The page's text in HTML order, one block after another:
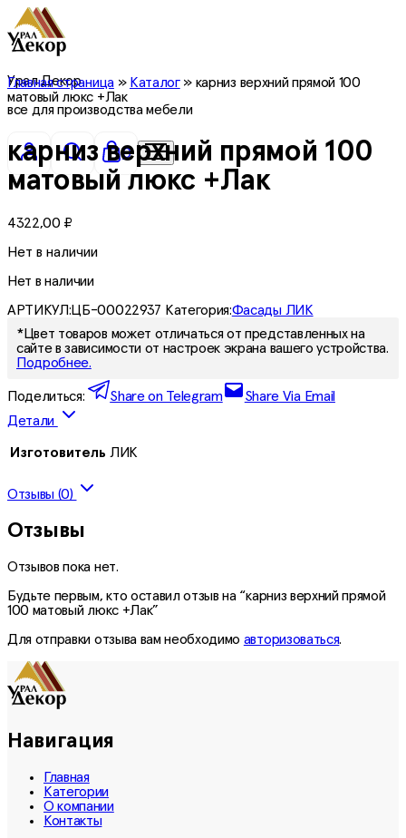
Урал Декор
все для производства мебели
0
Главная страница» Каталог» карниз верхний прямой 100
матовый люкс +Лак
карниз верхний прямой 100
матовый люкс +Лак
4322,00 ₽
Нет в наличии
Нет в наличии
АРТИКУЛ:ЦБ-00022937 Категория:Фасады ЛИК
*Цвет товаров может отличаться от представленных на
сайте в зависимости от настроек экрана вашего устройства.
Подробнее.
Поделиться: Share on Telegram
Share Via Email
Детали
Изготовитель ЛИК
Отзывы (0)
Отзывы
Отзывов пока нет.
Будьте первым, кто оставил отзыв на “карниз верхний прямой
100 матовый люкс +Лак”
Для отправки отзыва вам необходимо авторизоваться.
Навигация
Главная
Категории
О компании
Контакты